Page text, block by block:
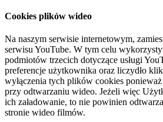
Cookies plików wideo
Na naszym serwisie internetowym,
serwisu YouTube. W tym celu
podmiotów trzecich dotyczące usługi
preferencje użytkownika oraz liczydło
wyłączenia tych plików cookies ponieważ
przy odtwarzaniu wideo. Jeżeli więc
ich załadowanie, to nie powinien
stronie wideo filmów.